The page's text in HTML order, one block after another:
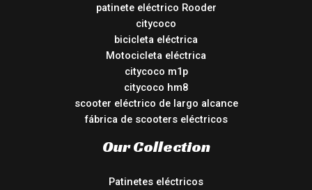
patinete eléctrico Rooder
citycoco
bicicleta eléctrica
Motocicleta eléctrica
citycoco m1p
citycoco hm8
scooter eléctrico de largo alcance
fábrica de scooters eléctricos
Our Collection
Patinetes eléctricos